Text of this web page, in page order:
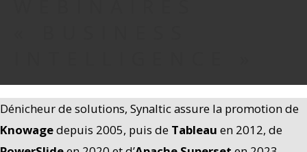
Dénicheur de solutions, Synaltic assure la promotion de
Knowagedepuis 2005, puis de Tableau en 2012, de